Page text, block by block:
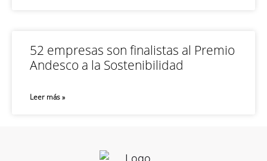
52 empresas son finalistas al Premio
Andesco a la Sostenibilidad
Leer más »